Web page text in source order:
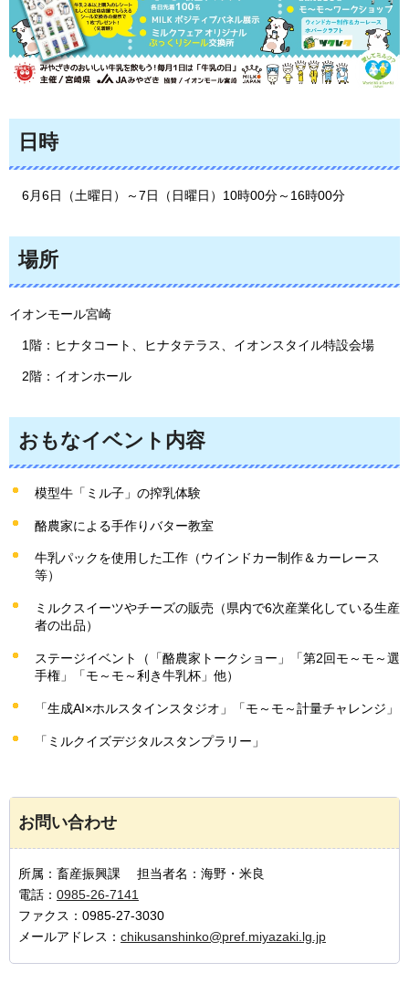
日時
6月6日（土曜日）～7日（日曜日）10時00分～16時00分
場所
イオンモール宮崎
1階：ヒナタコート、ヒナタテラス、イオンスタイル特設会場
2階：イオンホール
おもなイベント内容
模型牛「ミル子」の搾乳体験
酪農家による手作りバター教室
牛乳パックを使用した工作（ウインドカー制作＆カーレース
等）
ミルクスイーツやチーズの販売（県内で6次産業化している生産
者の出品）
ステージイベント（「酪農家トークショー」「第2回モ～モ～選
手権」「モ～モ～利き牛乳杯」他）
「生成AI×ホルスタインスタジオ」「モ～モ～計量チャレンジ」
「ミルクイズデジタルスタンプラリー」
お問い合わせ
所属：畜産振興課 担当者名：海野・米良
電話： 0985-26-7141
ファクス：0985-27-3030
メールアドレス： chikusanshinko@pref.miyazaki.lg.jp